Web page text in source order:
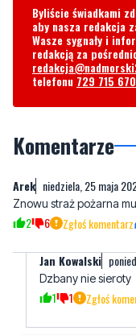
Byliście świadkami
aby nasza redakcja
Wasze sygnały i
redakcją za
telefonu 729 715 670
Komentarze
Arek niedziela, 25 maja
Znowu straż pożarna
2 6 Zgłoś komentarz
Jan Kowalski
Dzbany nie sieroty
1 1 Zgłoś